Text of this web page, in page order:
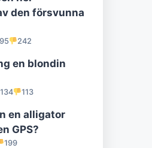
den försvunna
242
en blondin
113
en alligator
GPS?
199